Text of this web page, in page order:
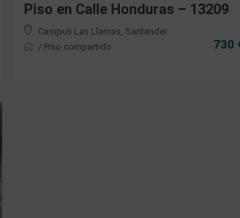
730
Piso en Calle Honduras – 13209
Campus Las Llamas, Santander
/ Piso compartido